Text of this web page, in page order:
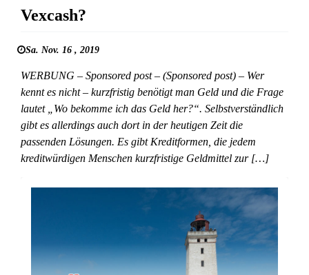
Vexcash?
Sa. Nov. 16 , 2019
WERBUNG – Sponsored post – (Sponsored post) – Wer
kennt es nicht – kurzfristig benötigt man Geld und die Frage
lautet „Wo bekomme ich das Geld her?“. Selbstverständlich
gibt es allerdings auch dort in der heutigen Zeit die
passenden Lösungen. Es gibt Kreditformen, die jedem
kreditwürdigen Menschen kurzfristige Geldmittel zur […]